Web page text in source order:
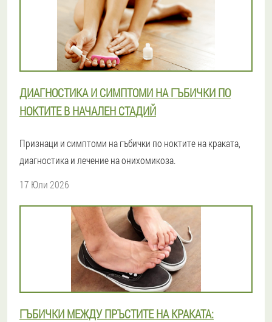
ДИАГНОСТИКА И СИМПТОМИ НА ГЪБИЧКИ ПО
НОКТИТЕ В НАЧАЛЕН СТАДИЙ
Признаци и симптоми на гъбички по ноктите на краката,
диагностика и лечение на онихомикоза.
17 Юли 2026
ГЪБИЧКИ МЕЖДУ ПРЪСТИТЕ НА КРАКАТА: